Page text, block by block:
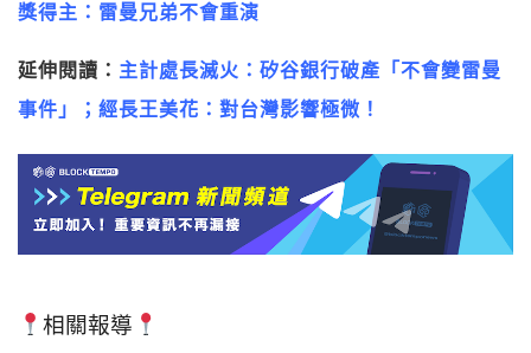
獎得主：雷曼兄弟不會重演
延伸閱讀： 主計處長滅火：矽谷銀行破產「不會變雷曼
事件」；經長王美花：對台灣影響極微！
相關報導